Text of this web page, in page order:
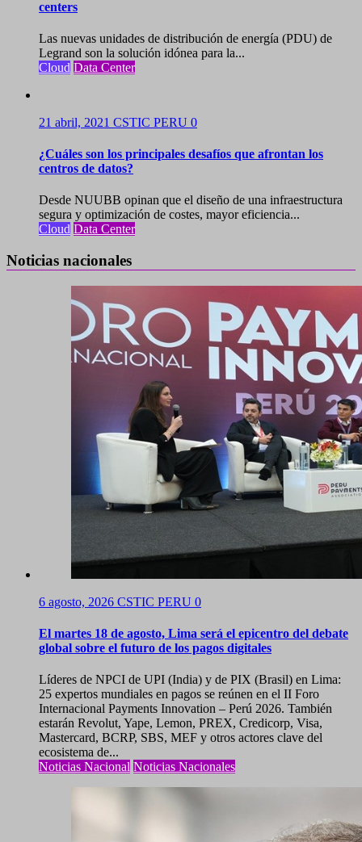
centers
Las nuevas unidades de distribución de energía (PDU) de
Legrand son la solución idónea para la...
Cloud Data Center
21 abril, 2021 CSTIC PERU 0
¿Cuáles son los principales desafíos que afrontan los
centros de datos?
Desde NUUBB opinan que el diseño de una infraestructura
segura y optimización de costes, mayor eficiencia...
Cloud Data Center
Noticias nacionales
6 agosto, 2026 CSTIC PERU 0
El martes 18 de agosto, Lima será el epicentro del debate
global sobre el futuro de los pagos digitales
Líderes de NPCI de UPI (India) y de PIX (Brasil) en Lima:
25 expertos mundiales en pagos se reúnen en el II Foro
Internacional Payments Innovation – Perú 2026. También
estarán Revolut, Yape, Lemon, PREX, Credicorp, Visa,
Mastercard, BCRP, SBS, MEF y otros actores clave del
ecosistema de...
Noticias Nacional Noticias Nacionales